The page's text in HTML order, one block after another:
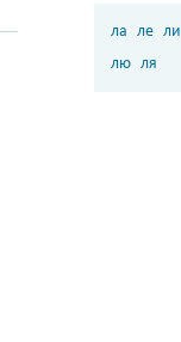
ла ле ли
лю ля